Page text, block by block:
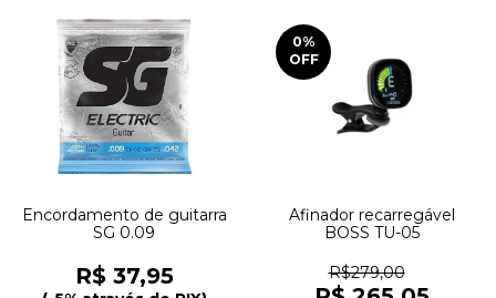
Encordamento de guitarra
SG 0.09
R$ 37,95
0%
OFF
Afinador recarregável
BOSS TU-05
R$279,00